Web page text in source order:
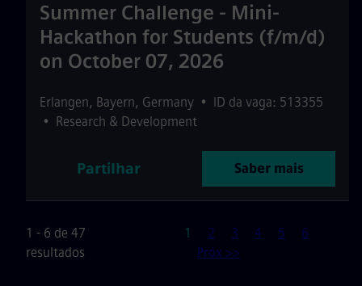
Summer Challenge - Mini-
Hackathon for Students (f/m/d)
on October 07, 2026
Erlangen, Bayern, Germany • ID da vaga: 513355
• Research & Development
Partilhar Saber mais
1 - 6 de 47
resultados
Página
1 2 3 4 5
6
Próx >>